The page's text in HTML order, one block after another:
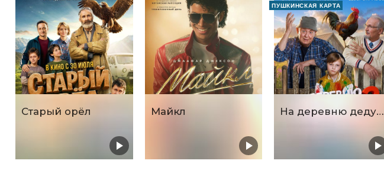
Старый орёл Майкл
ПУШКИНСКАЯ КАРТА
На деревню дедушке 2